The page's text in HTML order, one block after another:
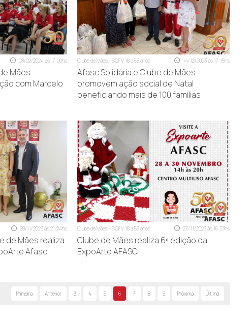
08/02/2024 às 17:00hs
Mães
com Marcelo
Clube de Mães - SCFV 18 a 59 anos 14/12/2023 às 17:15hs
Afasc Solidária e Clube de Mães
promovem ação social de Natal
beneficiando mais de 100 famílias
28/11/2023 às 21:24hs
de Mães realiza
Afasc
Clube de Mães - SCFV 18 a 59 anos 27/11/2023 às 16:33hs
Clube de Mães realiza 6º edição da
ExpoArte AFASC
Primeira Anterior 3 4 5 6 7 8 9 Próxima Última